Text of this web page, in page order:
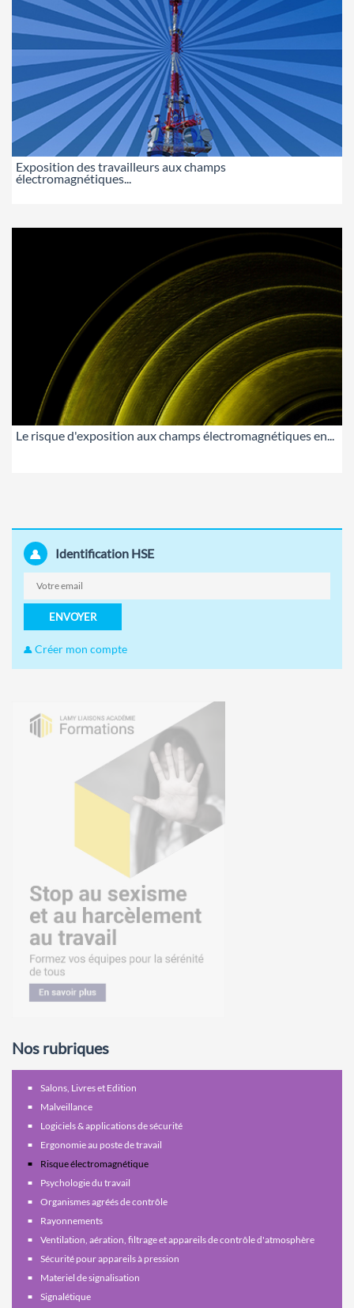
Exposition des travailleurs aux champs
électromagnétiques...
Le risque d'exposition aux champs électromagnétiques en...
Identification HSE
ENVOYER
Créer mon compte
Nos rubriques
Salons, Livres et Edition
Malveillance
Logiciels & applications de sécurité
Ergonomie au poste de travail
Risque électromagnétique
Psychologie du travail
Organismes agréés de contrôle
Rayonnements
Ventilation, aération, filtrage et appareils de contrôle d'atmosphère
Sécurité pour appareils à pression
Materiel de signalisation
Signalétique